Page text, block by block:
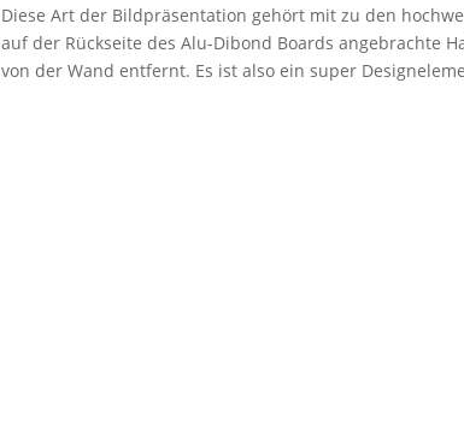
Diese Art der Bildpräsentation gehört mit zu den
auf der Rückseite des Alu-Dibond Boards angebrachte
von der Wand entfernt. Es ist also ein super